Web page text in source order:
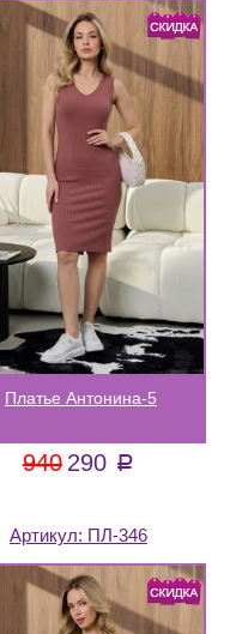
Платье Антонина-5
940 290 a
Артикул: ПЛ-346